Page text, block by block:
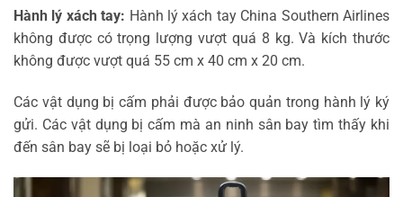
Hành lý xách tay: Hành lý xách tay China Southern Airlines
không được có trọng lượng vượt quá 8 kg. Và kích thước
không được vượt quá 55 cm x 40 cm x 20 cm.
Các vật dụng bị cấm phải được bảo quản trong hành lý ký
gửi. Các vật dụng bị cấm mà an ninh sân bay tìm thấy khi
đến sân bay sẽ bị loại bỏ hoặc xử lý.